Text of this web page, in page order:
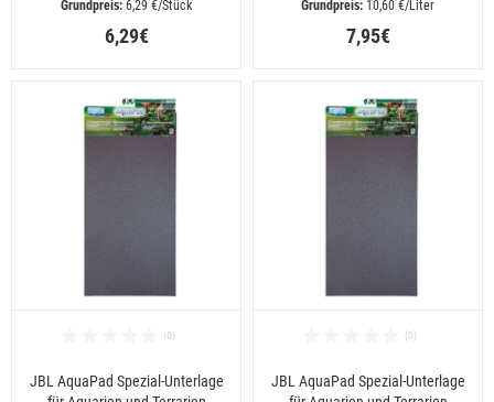
6,29 €/Stück
6,29€
10,60 €/Liter
7,95€
JBL AquaPad Spezial-Unterlage
JBL AquaPad Spezial-Unterlage